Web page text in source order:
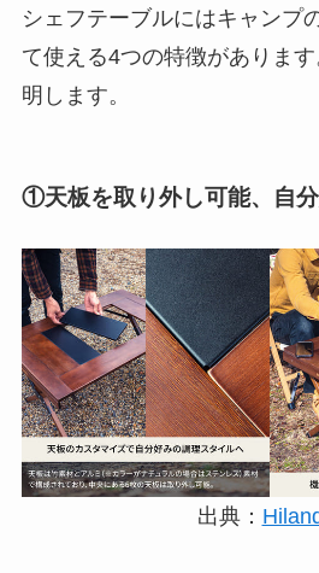
シェフテーブルにはキャンプ
て使える4つの特徴がありま
明します。
①天板を取り外し可能、自
出典：